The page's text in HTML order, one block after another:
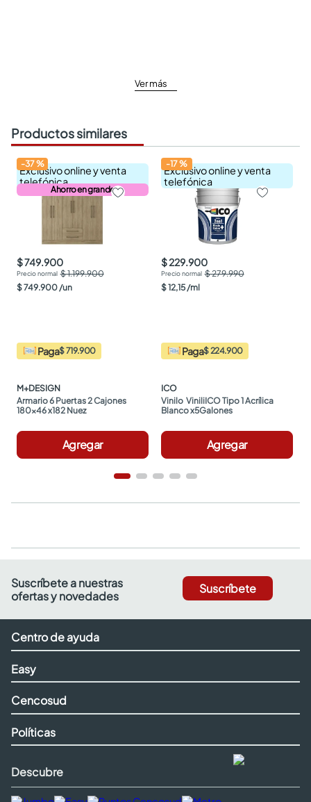
Ver más
Productos similares
Exclusivo online y venta
telefónica
Ahorro en grande
-37%
$ 749.900
$ 1.199.900
$749.900 /un
Paga$ 719.900
M+DESIGN
Armario 6 Puertas 2 Cajones
180x46 x182 Nuez
Agregar
Exclusivo online y venta
telefónica
-17%
$ 229.900
$ 279.990
$12,15 /ml
Paga$ 224.900
ICO
Vinilo  ViniliICO Tipo 1 Acrílica
Blanco x5Galones
Agregar
Suscríbete a nuestras
ofertas y novedades
Suscríbete
Centro de ayuda
Easy
Cencosud
Políticas
Descubre